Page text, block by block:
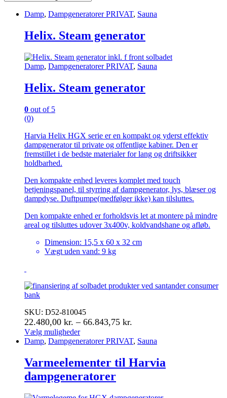
Damp, Dampgeneratorer PRIVAT, Sauna
Helix. Steam generator
Damp, Dampgeneratorer PRIVAT, Sauna
Helix. Steam generator
0 out of 5
(0)
Harvia Helix HGX serie er en kompakt og yderst effektiv
dampgenerator til private og offentlige kabiner. Den er
fremstillet i de bedste materialer for lang og driftsikker
holdbarhed.
Den kompakte enhed leveres komplet med touch
betjeningspanel, til styrring af dampgenerator, lys, blæser og
dampdyse. Duftpumpe(medfølger ikke) kan tilsluttes.
Den kompakte enhed er forholdsvis let at montere på mindre
areal og tilsluttes udover 3x400v, koldvandshane og afløb.
Dimension: 15,5 x 60 x 32 cm
Vægt uden vand: 9 kg
SKU: D52-810045
22.480,00 kr. – 66.843,75 kr.
til
Vælg muligheder
Dette
har
flere
varianter.
kan
Damp, Dampgeneratorer PRIVAT, Sauna
Varmeelementer til Harvia
dampgeneratorer